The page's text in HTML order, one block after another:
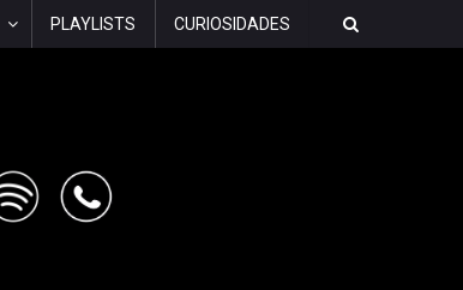
PLAYLISTS CURIOSIDADES